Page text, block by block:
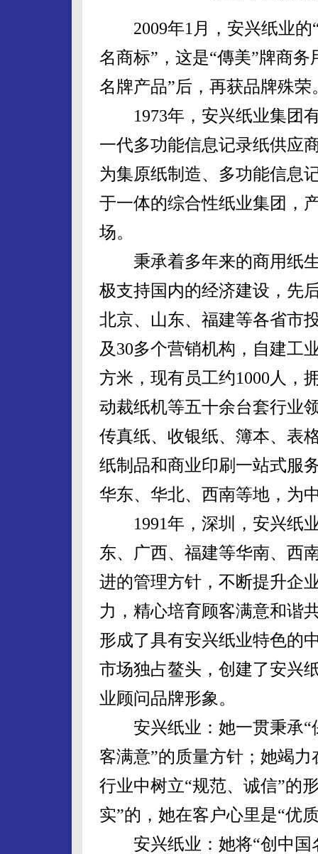
2009年1月，安兴纸业的“
名商标”，这是“傳美”牌商
名牌产品”后，再获品牌殊荣
1973年，安兴纸业集团有
一代多功能信息记录纸供应
为集原纸制造、多功能信息
于一体的综合性纸业集团，
场。
秉承着多年来的商用纸生
极支持国内的经济建设，先
北京、山东、福建等各省市
及30多个营销机构，自建工
方米，现有员工约1000人，
动裁纸机等五十余台套行业
传真纸、收银纸、簿本、表
纸制品和商业印刷一站式服
华东、华北、西南等地，为
1991年，深圳，安兴纸业
东、广西、福建等华南、西
进的管理方针，不断提升企
力，精心培育顾客满意和谐
形成了具有安兴纸业特色的
市场独占鳌头，创建了安兴
业顾问品牌形象。
安兴纸业：她一贯秉承“
客满意”的质量方针；她竭
行业中树立“规范、诚信”的
实”的，她在客户心里是“优
安兴纸业：她将“创中国